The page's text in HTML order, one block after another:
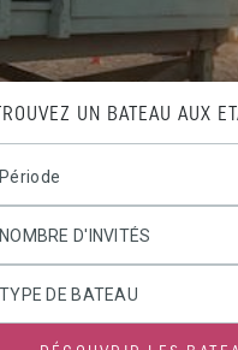
TROUVEZ UN BATEAU AUX